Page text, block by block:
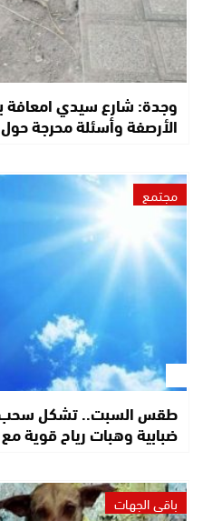
وجدة: شارع سيدي امعافة
الأرصفة وأسئلة محرجة حول
مجتمع
طقس السبت.. تشكل سحب
ضبابية وهبات رياح قوية
باقي الجهات